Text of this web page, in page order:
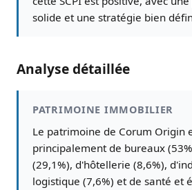
solide et une stratégie bien
Analyse détaillée
PATRIMOINE IMMOBILIER
Le patrimoine de Corum Origin
principalement de bureaux
(29,1%), d'hôtellerie (8,6%),
logistique (7,6%) et de santé et